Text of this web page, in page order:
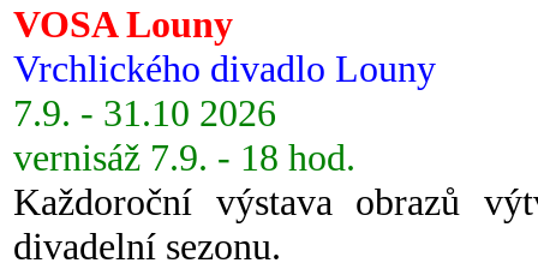
VOSA Louny
Vrchlického divadlo Louny
7.9. - 31.10 2026
vernisáž 7.9. - 18 hod.
Každoroční výstava obrazů
divadelní sezonu.